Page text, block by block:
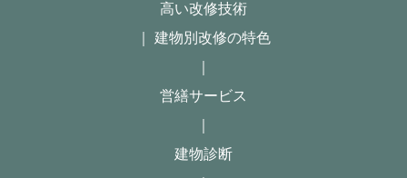
高い改修技術
｜ 建物別改修の特色
営繕サービス
建物診断